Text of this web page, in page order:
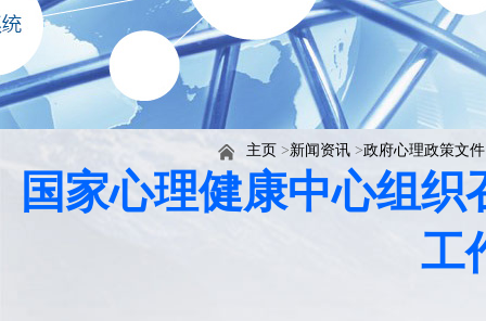
主页 >新闻资讯 >政府心理政策文件
国家心理健康中心组
工